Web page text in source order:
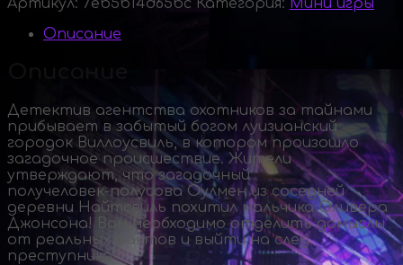
Артикул: 7eb5b14d65bc Категория: Мини игры
Описание
Детектив агентства охотников за тайнами
прибывает в забытый богом луизианский
городок Виллоусвиль, в котором произошло
загадочное происшествие. Жители
утверждают, что загадочный
получеловек-полусоваОулмен из соседней
деревни Найтсвиль похитил мальчика Оливера
Джонсона! Вам необходимо отделить домыслы
от реальных фактов и выйти на след
преступника!